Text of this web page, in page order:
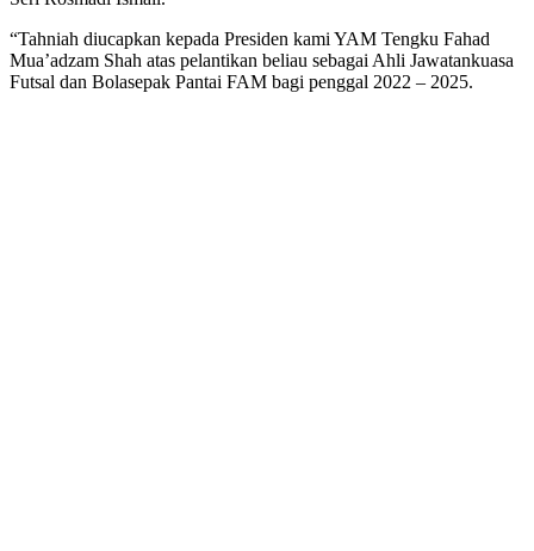
“Tahniah diucapkan kepada Presiden kami YAM Tengku Fahad
Mua’adzam Shah atas pelantikan beliau sebagai Ahli Jawatankuasa
Futsal dan Bolasepak Pantai FAM bagi penggal 2022 – 2025.